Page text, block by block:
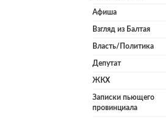
Афиша
Взгляд из Балтая
Власть/Политика
Депутат
ЖКХ
Записки пьющего
провинциала